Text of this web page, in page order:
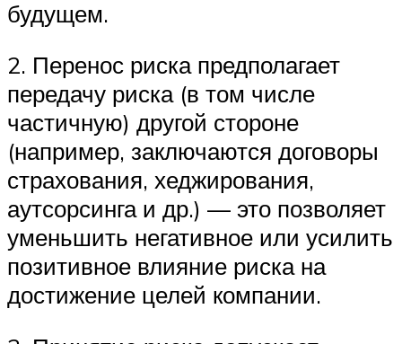
будущем.
2. Перенос риска предполагает
передачу риска (в том числе
частичную) другой стороне
(например, заключаются договоры
страхования, хеджирования,
аутсорсинга и др.) — это позволяет
уменьшить негативное или усилить
позитивное влияние риска на
достижение целей компании.